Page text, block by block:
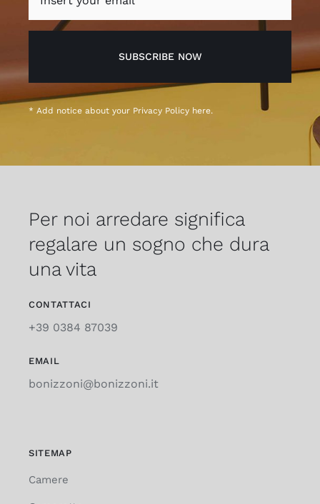
SUBSCRIBE NOW
* Add notice about your Privacy Policyhere.
Per noi arredare significa
regalare un sogno che dura
una vita
CONTATTACI
+39 0384 87039
EMAIL
bonizzoni@bonizzoni.it
SITEMAP
Camere